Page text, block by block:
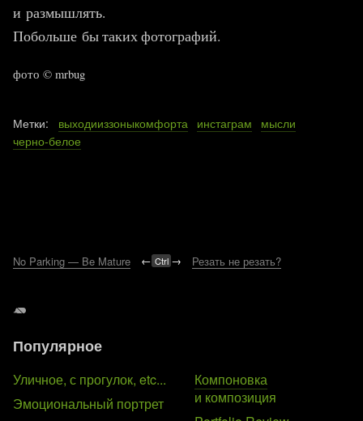
и размышлять.
Побольше бы таких фотографий.
фото © mrbug
Метки: выходииззоныкомфорта инстаграм
мысли
черно-белое
No Parking — Be Mature ← Ctrl → Резать не резать?
Популярное
Уличное, с прогулок, etc...
Эмоциональный портрет
Компоновка
и композиция